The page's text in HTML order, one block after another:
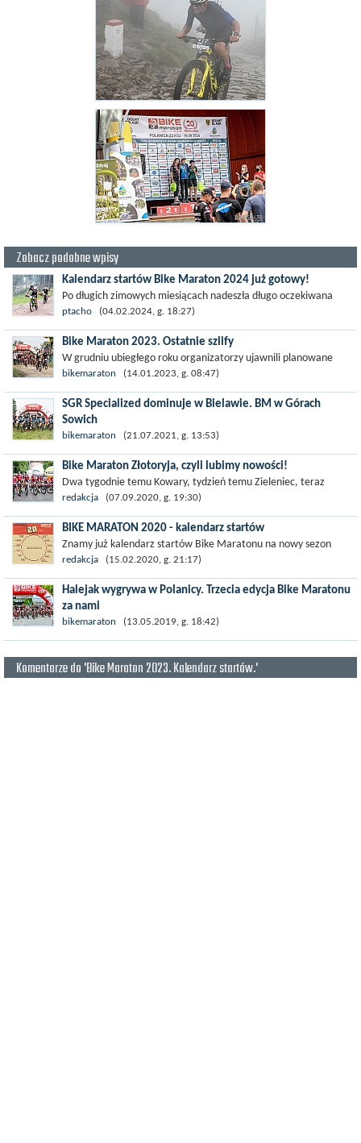
Zobacz podobne wpisy
Kalendarz startów Bike Maraton 2024 już gotowy!
Po długich zimowych miesiącach nadeszła długo oczekiwana
chwila. Jest już długo wyczekiwany Kalendarz startów Bike
Maraton . Sprawdźcie,...
ptacho (04.02.2024, g. 18:27)
Bike Maraton 2023. Ostatnie szlify
W grudniu ubiegłego roku organizatorzy ujawnili planowane
daty wszystkich zaplanowanych edycji cyklu Bike Maraton 2023.
W kalendarzu widniał...
bikemaraton (14.01.2023, g. 08:47)
SGR Specialized dominuje w Bielawie. BM w Górach
Sowich
Kolejna mocna edycja Bike Maratonu za nami. Na trudnej i
interwałowej trasie dystansu GIGA ton rywalizacji nadawał
team SGR Specialized. Od...
bikemaraton (21.07.2021, g. 13:53)
Bike Maraton Złotoryja, czyli lubimy nowości!
Dwa tygodnie temu Kowary, tydzień temu Zieleniec, teraz
Złotoryja, a za tydzień Jelenia Góra. Za dwa tygodnie Polanica –
Zdrój....
redakcja (07.09.2020, g. 19:30)
BIKE MARATON 2020 - kalendarz startów
Znamy już kalendarz startów Bike Maratonu na nowy sezon
2020r. To już 20 edycja tego popularnego cyklu wyścigów.
Organizatorzy...
redakcja (15.02.2020, g. 21:17)
Halejak wygrywa w Polanicy. Trzecia edycja Bike Maratonu
za nami
Polanica–Zdrój ma dwa oblicza: jedno – ciche, spokojne,
spacerowe i uzdrowiskowe oraz drugie – szalone, strome,
pełne...
bikemaraton (13.05.2019, g. 18:42)
Komentarze do 'Bike Maraton 2023. Kalendarz startów.'